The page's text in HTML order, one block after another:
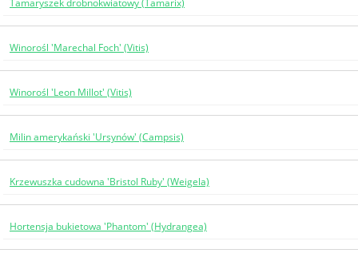
Tamaryszek drobnokwiatowy (Tamarix)
Winorośl 'Marechal Foch' (Vitis)
Winorośl 'Leon Millot' (Vitis)
Milin amerykański 'Ursynów' (Campsis)
Krzewuszka cudowna 'Bristol Ruby' (Weigela)
Hortensja bukietowa 'Phantom' (Hydrangea)